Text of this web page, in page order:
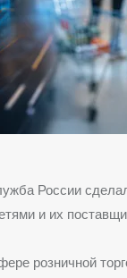
России
и их
розничной